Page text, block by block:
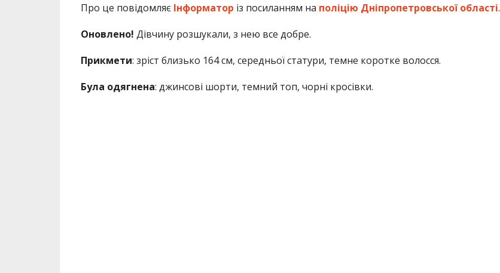
Про це повідомляє Інформатор із посиланням на поліцію Дніпропетровської області.
Оновлено! Дівчину розшукали, з нею все добре.
Прикмети: зріст близько 164 см, середньої статури, темне коротке волосся.
Була одягнена: джинсові шорти, темний топ, чорні кросівки.